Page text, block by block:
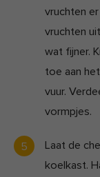
vruchten
vruchten
wat fijner.
toe aan
vuur.
vormpjes.
Laat de
koelkast.